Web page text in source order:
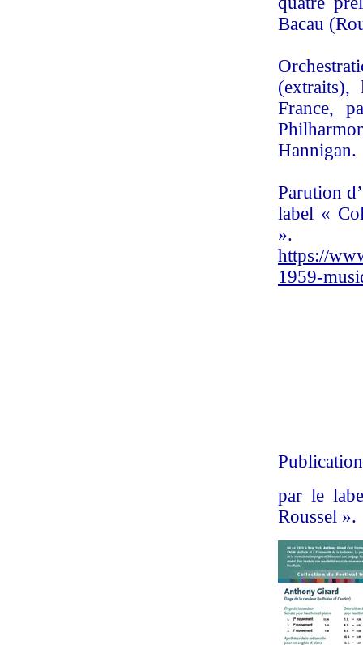
Bacau
France,
Hannigan.
Parution
label «
».
https://
1959-
par le
Roussel ».